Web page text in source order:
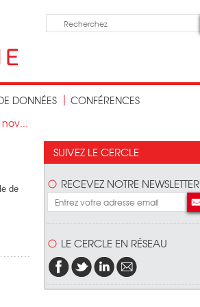
DONNÉES
CONFÉRENCES
de
SUIVEZ LE CERCLE
RECEVEZ NOTRE NEWSLETTER
LE CERCLE EN RÉSEAU